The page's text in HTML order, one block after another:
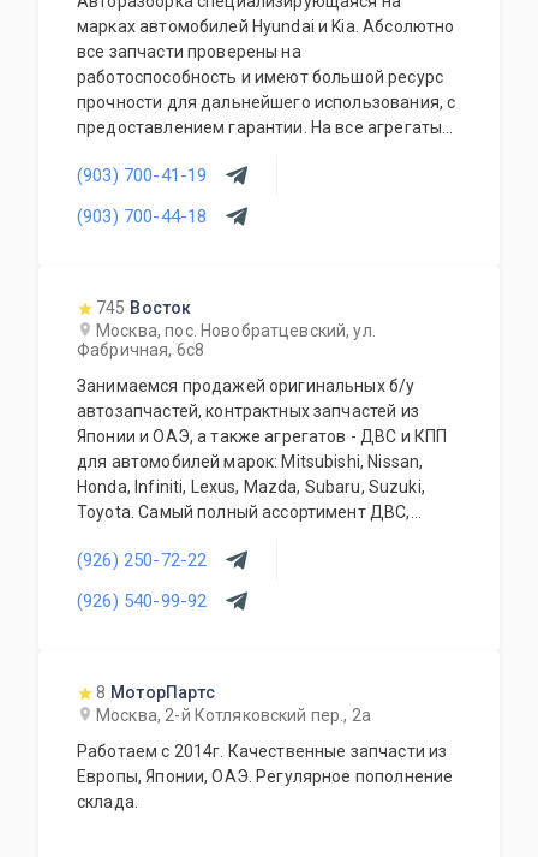
марках автомобилей Hyundai и Kia. Абсолютно
все запчасти проверены на
работоспособность и имеют большой ресурс
прочности для дальнейшего использования, с
предоставлением гарантии. На все агрегаты
установку. Наши специалисты имеют большой
и много-профильный опыт работы в данной
деятельности. Мы всегда готовы Вас
оптимальному для Вас бюджету.
(903) 700-41-19
(903) 700-44-18
745 Восток
Москва, пос. Новобратцевский, ул.
Фабричная, 6с8
Занимаемся продажей оригинальных б/у
автозапчастей, контрактных запчастей из
Японии и ОАЭ, а также агрегатов - ДВС и КПП
для автомобилей марок: Mitsubishi, Nissan,
Honda, Infiniti, Lexus, Mazda, Subaru, Suzuki,
Toyota. Самый полный ассортимент ДВС,
прочего. Предоставляется гарантия качества
на всю продукцию. Приемлемые цены и
система скидок для постоянных и оптовых
(926) 250-72-22
(926) 540-99-92
8 МоторПартс
Москва, 2-й Котляковский пер., 2а
Работаем с 2014г. Качественные запчасти из
Европы, Японии, ОАЭ. Регулярное пополнение
склада.